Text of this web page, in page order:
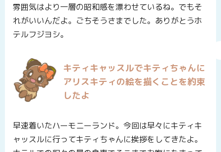
雰囲気はより一層の昭和感を漂わせているね。でもそ
れがいいんだよ。ごちそうさまでした。ありがとうホ
テルフジヨシ。
キティキャッスルでキティちゃんに
アリスキティの絵を描くことを約束
したよ
早速着いたハーモニーランド。今回は早々にキティキ
ャッスルに行ってキティちゃんに挨拶をしてきたよ。